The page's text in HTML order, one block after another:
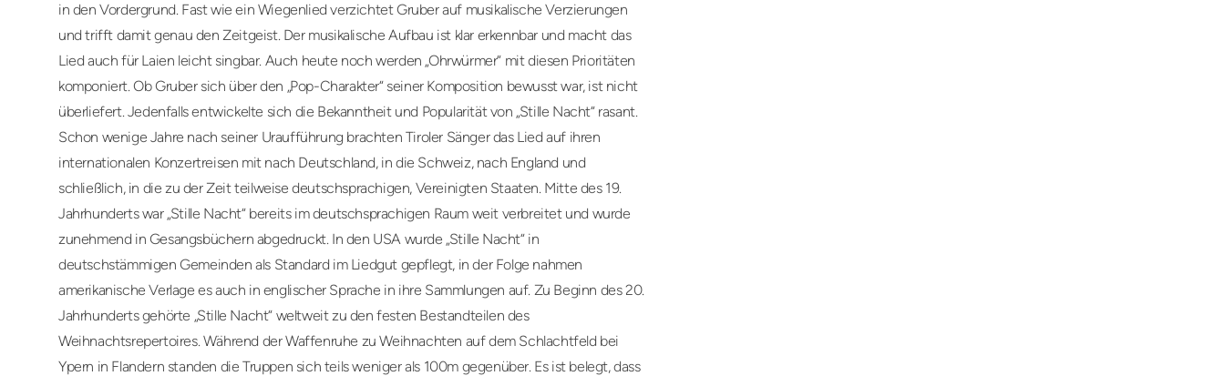
in den Vordergrund. Fast wie ein Wiegenlied verzichtet Gruber auf musikalische Verzierungen
und trifft damit genau den Zeitgeist. Der musikalische Aufbau ist klar erkennbar und macht das
Lied auch für Laien leicht singbar. Auch heute noch werden „Ohrwürmer“ mit diesen Prioritäten
komponiert. Ob Gruber sich über den „Pop-Charakter“ seiner Komposition bewusst war, ist nicht
überliefert. Jedenfalls entwickelte sich die Bekanntheit und Popularität von „Stille Nacht“ rasant.
Schon wenige Jahre nach seiner Uraufführung brachten Tiroler Sänger das Lied auf ihren
internationalen Konzertreisen mit nach Deutschland, in die Schweiz, nach England und
schließlich, in die zu der Zeit teilweise deutschsprachigen, Vereinigten Staaten. Mitte des 19.
Jahrhunderts war „Stille Nacht“ bereits im deutschsprachigen Raum weit verbreitet und wurde
zunehmend in Gesangsbüchern abgedruckt. In den USA wurde „Stille Nacht“ in
deutschstämmigen Gemeinden als Standard im Liedgut gepflegt, in der Folge nahmen
amerikanische Verlage es auch in englischer Sprache in ihre Sammlungen auf. Zu Beginn des 20.
Jahrhunderts gehörte „Stille Nacht“ weltweit zu den festen Bestandteilen des
Weihnachtsrepertoires. Während der Waffenruhe zu Weihnachten auf dem Schlachtfeld bei
Ypern in Flandern standen die Truppen sich teils weniger als 100m gegenüber. Es ist belegt, dass